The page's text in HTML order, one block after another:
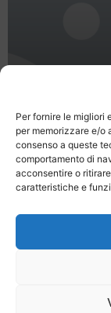
Per fornire le migliori
per memorizzare e/o
consenso a queste
comportamento di
acconsentire o
caratteristiche e
Agritur
camere e